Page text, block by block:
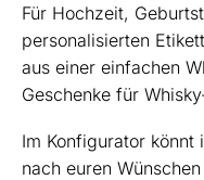
Für Hochzeit,
personalisierten
aus einer einfachen
Geschenke für
Im Konfigurator
nach euren